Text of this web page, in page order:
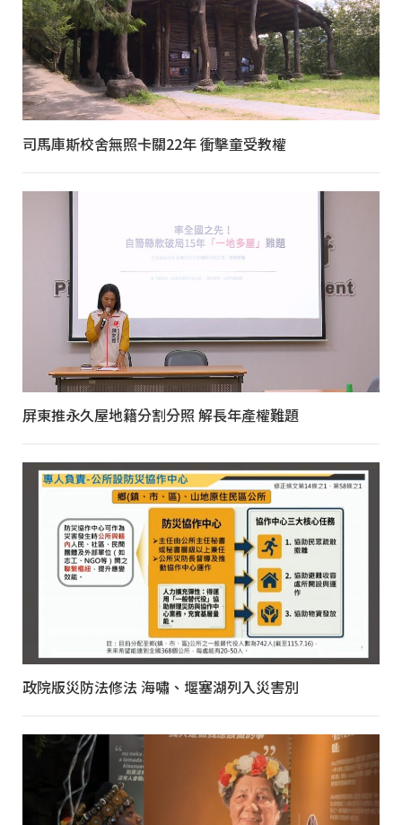
司馬庫斯校舍無照卡關22年 衝擊童受教權
屏東推永久屋地籍分割分照 解長年產權難題
政院版災防法修法 海嘯、堰塞湖列入災害別